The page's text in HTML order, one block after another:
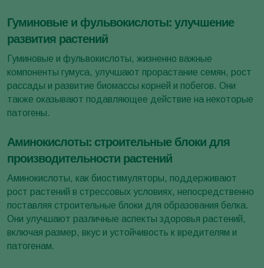
Гуминовые и фульвокислоты: улучшение
развития растений
Гуминовые и фульвокислоты, жизненно важные
компоненты гумуса, улучшают прорастание семян, рост
рассады и развитие биомассы корней и побегов. Они
также оказывают подавляющее действие на некоторые
патогены.
Аминокислоты: строительные блоки для
производительности растений
Аминокислоты, как биостимуляторы, поддерживают
рост растений в стрессовых условиях, непосредственно
поставляя строительные блоки для образования белка.
Они улучшают различные аспекты здоровья растений,
включая размер, вкус и устойчивость к вредителям и
патогенам.